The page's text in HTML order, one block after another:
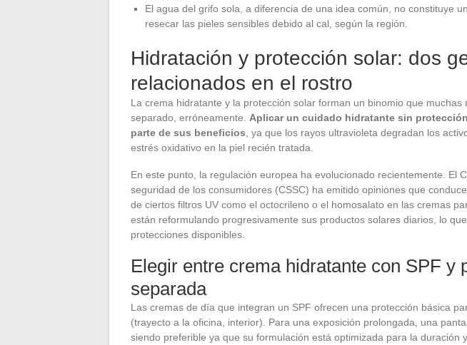
El agua del grifo sola, a diferencia de una idea común, no constituye
resecar las pieles sensibles debido al cal, según la región.
Hidratación y protección solar: dos
relacionados en el rostro
La crema hidratante y la protección solar forman un binomio que muchas
separado, erróneamente. Aplicar un cuidado hidratante sin
parte de sus beneficios , ya que los rayos ultravioleta degradan los
estrés oxidativo en la piel recién tratada.
En este punto, la regulación europea ha evolucionado recientemente. El
seguridad de los consumidores (CSSC) ha emitido opiniones que
de ciertos filtros UV como el octocrileno o el homosalato en las cremas
están reformulando progresivamente sus productos solares diarios, lo
protecciones disponibles.
Elegir entre crema hidratante con SPF y
separada
Las cremas de día que integran un SPF ofrecen una protección básica
(trayecto a la oficina, interior). Para una exposición prolongada, una
siendo preferible ya que su formulación está optimizada para la duración